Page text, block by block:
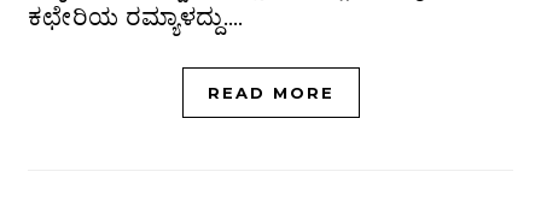
ಕಛೇರಿಯ ರಮ್ಯಾಳದ್ದು.…
READ MORE